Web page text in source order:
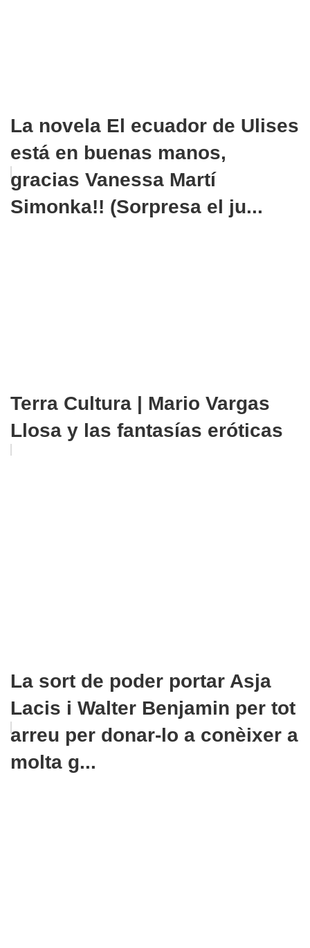
La novela El ecuador de Ulises
está en buenas manos,
gracias Vanessa Martí
Simonka!! (Sorpresa el ju...
Terra Cultura | Mario Vargas
Llosa y las fantasías eróticas
La sort de poder portar Asja
Lacis i Walter Benjamin per tot
arreu per donar-lo a conèixer a
molta g...